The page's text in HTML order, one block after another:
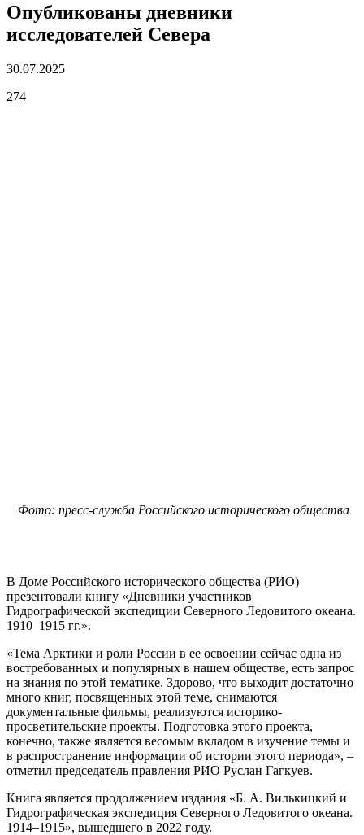
Опубликованы дневники
исследователей Севера
30.07.2025
274
Фото: пресс-служба Российского исторического общества
В Доме Российского исторического общества (РИО)
презентовали книгу «Дневники участников
Гидрографической экспедиции Северного Ледовитого океана.
1910–1915 гг.».
«Тема Арктики и роли России в ее освоении сейчас одна из
востребованных и популярных в нашем обществе, есть запрос
на знания по этой тематике. Здорово, что выходит достаточно
много книг, посвященных этой теме, снимаются
документальные фильмы, реализуются историко-
просветительские проекты. Подготовка этого проекта,
конечно, также является весомым вкладом в изучение темы и
в распространение информации об истории этого периода», –
отметил председатель правления РИО Руслан Гагкуев.
Книга является продолжением издания «Б. А. Вилькицкий и
Гидрографическая экспедиция Северного Ледовитого океана.
1914–1915», вышедшего в 2022 году.